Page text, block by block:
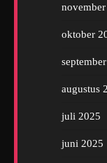
oktober
augustus
juli 2025
juni 2025